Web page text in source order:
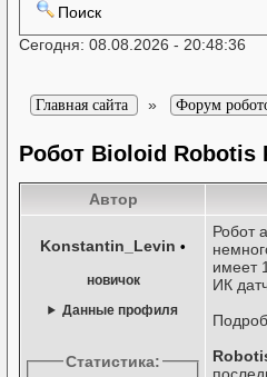
Поиск
Сегодня: 08.08.2026 - 20:48:36
Главная сайта » Форум
Робот Bioloid
Автор
Konstantin_Levin •
новичок
Данные профиля
Статистика:
Робот
имеет
ИК